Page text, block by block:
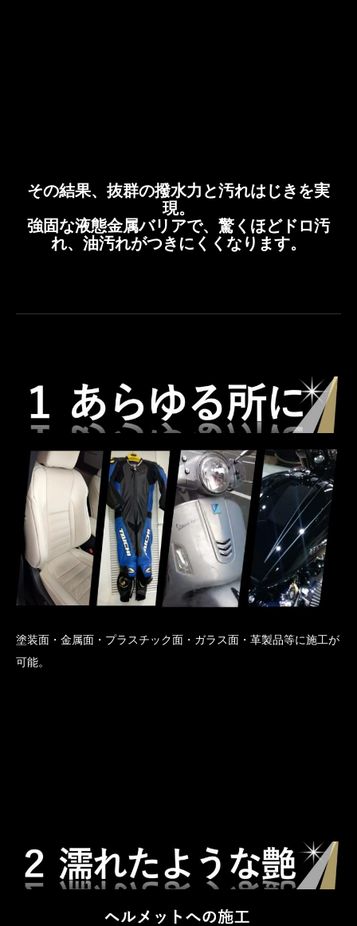
その結果、抜群の撥水力と汚れはじきを実
現。
強固な液態金属バリアで、驚くほどドロ汚
れ、油汚れがつきにくくなります。
塗装面・金属面・プラスチック面・ガラス面・革製品等に施工が
可能。